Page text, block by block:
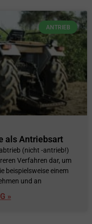
ANTRIEB
als Antriebsart
(nicht -antrieb!)
Verfahren dar, um
beispielsweise einem
und an
»